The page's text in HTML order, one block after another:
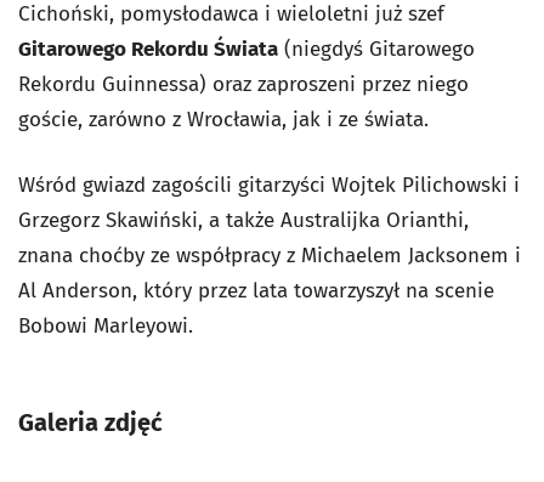
Cichoński, pomysłodawca i wieloletni już szef
Gitarowego Rekordu Świata (niegdyś Gitarowego
Rekordu Guinnessa) oraz zaproszeni przez niego
goście, zarówno z Wrocławia, jak i ze świata.
Wśród gwiazd zagościli gitarzyści Wojtek Pilichowski i
Grzegorz Skawiński, a także Australijka Orianthi,
znana choćby ze współpracy z Michaelem Jacksonem i
Al Anderson, który przez lata towarzyszył na scenie
Bobowi Marleyowi.
Galeria zdjęć